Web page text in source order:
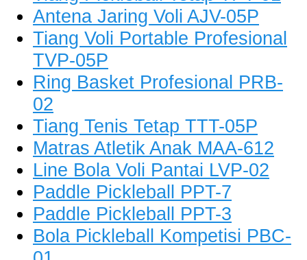
Antena Jaring Voli AJV-05P
Tiang Voli Portable Profesional
TVP-05P
Ring Basket Profesional PRB-
02
Tiang Tenis Tetap TTT-05P
Matras Atletik Anak MAA-612
Line Bola Voli Pantai LVP-02
Paddle Pickleball PPT-7
Paddle Pickleball PPT-3
Bola Pickleball Kompetisi PBC-